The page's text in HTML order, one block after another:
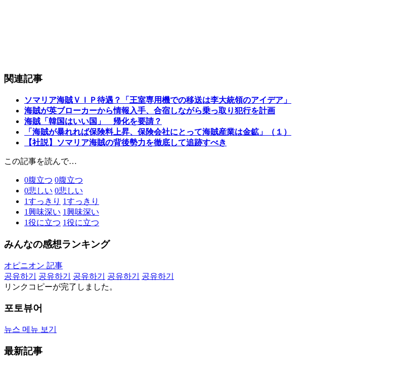
関連記事
ソマリア海賊ＶＩＰ待遇？「王室専用機での移送は李大統領のアイデア」
海賊が英ブローカーから情報入手、合宿しながら乗っ取り犯行を計画
海賊「韓国はいい国」 帰化を要請？
「海賊が暴れれば保険料上昇、保険会社にとって海賊産業は金鉱」（１）
【社説】ソマリア海賊の背後勢力を徹底して追跡すべき
この記事を読んで…
0腹立つ 0腹立つ
0悲しい 0悲しい
1すっきり 1すっきり
1興味深い 1興味深い
1役に立つ 1役に立つ
みんなの感想ランキング
オピニオン 記事
공유하기
공유하기 공유하기 공유하기
공유하기
リンクコピーが完了しました。
포토뷰어
뉴스 메뉴 보기
最新記事